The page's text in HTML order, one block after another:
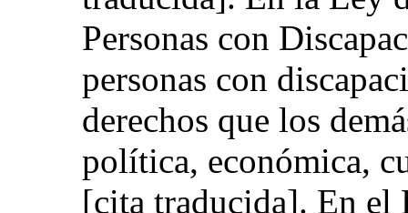
Personas con
personas con
derechos que los
política, económica,
[cita traducida]. En el